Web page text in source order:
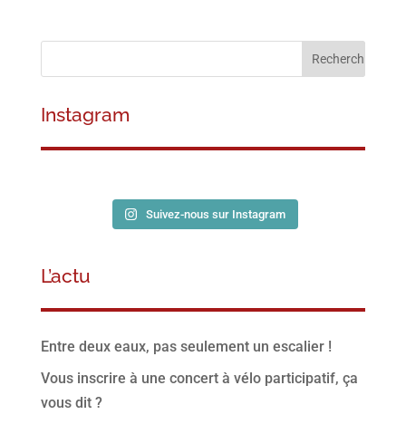
Instagram
Suivez-nous sur Instagram
L’actu
Entre deux eaux, pas seulement un escalier !
Vous inscrire à une concert à vélo participatif, ça
vous dit ?